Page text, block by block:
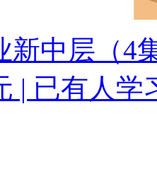
新中层（4
| 已有人学